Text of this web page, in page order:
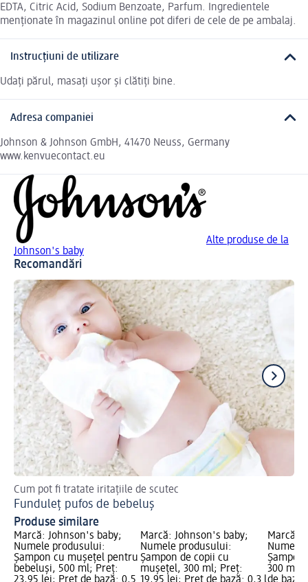
EDTA, Citric Acid, Sodium Benzoate, Parfum. Ingredientele
menționate în magazinul online pot diferi de cele de pe ambalaj.
Instrucțiuni de utilizare
Udați părul, masați ușor și clătiți bine.
Adresa companiei
Johnson & Johnson GmbH, 41470 Neuss, Germany
www.kenvuecontact.eu
Alte produse de la
Johnson's baby
Recomandări
Cum pot fi tratate iritațiile de scutec
Funduleț pufos de bebeluș
Produse similare
Marcă: Johnson's baby;
Numele produsului:
Șampon cu mușețel pentru
bebeluși, 500 ml; Preț:
Marcă: Johnson's baby;
Numele produsului:
Șampon de copii cu
mușețel, 300 ml; Preț:
Marcă:
Numele
300 ml;